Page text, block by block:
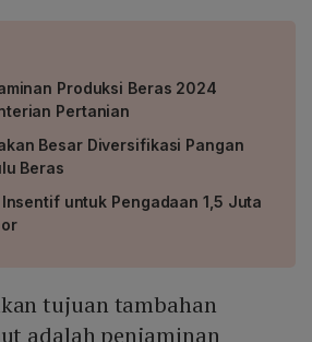
Produksi Beras 2024
Pertanian
Besar Diversifikasi Pangan
Beras
untuk Pengadaan 1,5 Juta
tujuan tambahan
adalah penjaminan